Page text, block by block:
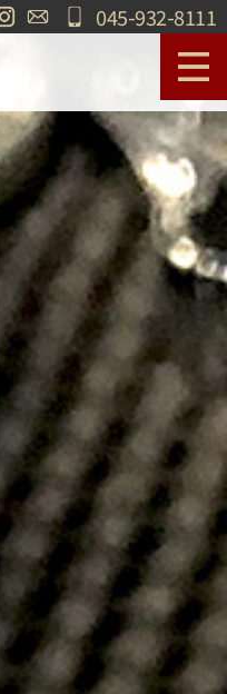
045-932-8111
作業事例
ショールーム
交通・アクセス
お問い合わせ